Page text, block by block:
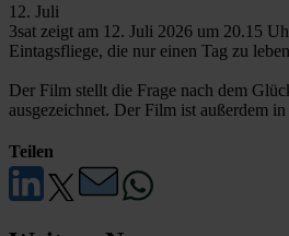
12. Juli
3sat zeigt am 12. Juli 2026 um 20.15
Eintagsfliege, die nur einen Tag zu
Der Film stellt die Frage nach dem
ausgezeichnet. Der Film ist außerdem
Teilen